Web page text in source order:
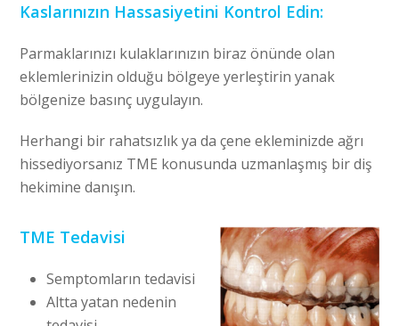
Kaslarınızın Hassasiyetini Kontrol Edin:
Parmaklarınızı kulaklarınızın biraz önünde olan
eklemlerinizin olduğu bölgeye yerleştirin yanak
bölgenize basınç uygulayın.
Herhangi bir rahatsızlık ya da çene ekleminizde ağrı
hissediyorsanız TME konusunda uzmanlaşmış bir diş
hekimine danışın.
TME Tedavisi
Semptomların tedavisi
Altta yatan nedenin